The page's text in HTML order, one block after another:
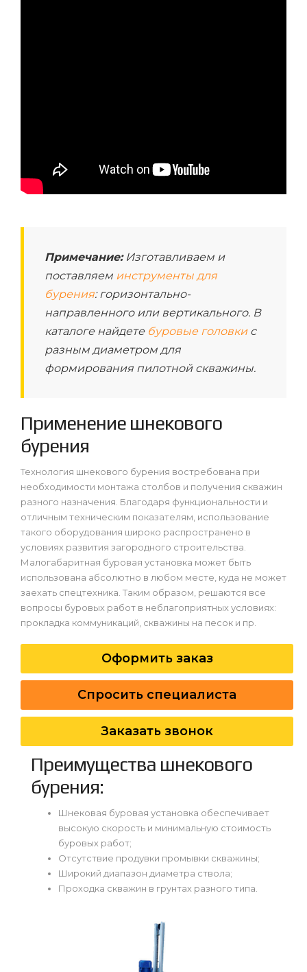
Примечание:Изготавливаем и
поставляем инструменты для
бурения: горизонтально-
направленного или вертикального. В
каталоге найдете буровые головкис
разным диаметром для
формирования пилотной скважины.
Применение шнекового
бурения
Технология шнекового бурения востребована при
необходимости монтажа столбов и получения скважин
разного назначения. Благодаря функциональности и
отличным техническим показателям, использование
такого оборудования широко распространено в
условиях развития загородного строительства.
Малогабаритная буровая установка может быть
использована абсолютно в любом месте, куда не может
заехать спецтехника. Таким образом, решаются все
вопросы буровых работ в неблагоприятных условиях:
прокладка коммуникаций, скважины на песок и пр.
Оформить заказ
Спросить специалиста
Заказать звонок
Преимущества шнекового
бурения:
Шнековая буровая установка обеспечивает
высокую скорость и минимальную стоимость
буровых работ;
Отсутствие продувки промывки скважины;
Широкий диапазон диаметра ствола;
Проходка скважин в грунтах разного типа.